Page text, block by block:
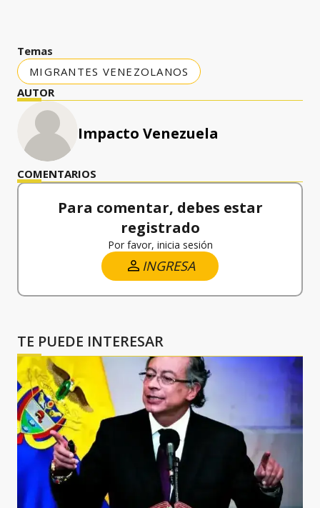
Temas
MIGRANTES VENEZOLANOS
AUTOR
Impacto Venezuela
COMENTARIOS
Para comentar, debes estar
registrado
Por favor, inicia sesión
INGRESA
TE PUEDE INTERESAR